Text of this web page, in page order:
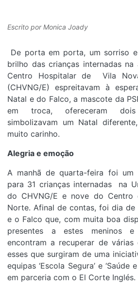
Escrito porMonica Joady
De porta em porta, um sorriso
brilho das crianças internadas
Centro Hospitalar de Vila
(CHVNG/E) espreitavam à
Natal e do Falco, a mascote da
em troca, ofereceram
simbolizavam um Natal
muito carinho.
Alegria e emoção
A manhã de quarta-feira foi um
para 31 crianças internadas na
do CHVNG/E e nove do Centro
Norte. Afinal de contas, foi dia de
e o Falco que, com muita boa
presentes a estes meninos
encontram a recuperar de várias
esses que surgiram de uma
equipas ‘Escola Segura’ e ‘Saúde
em parceria com o El Corte Inglés.